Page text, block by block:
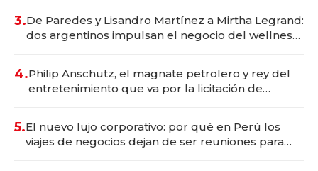
3.De Paredes y Lisandro Martínez a Mirtha Legrand:
dos argentinos impulsan el negocio del wellness
4.Philip Anschutz, el magnate petrolero y rey del
entretenimiento que va por la licitación de
5.El nuevo lujo corporativo: por qué en Perú los
viajes de negocios dejan de ser reuniones para